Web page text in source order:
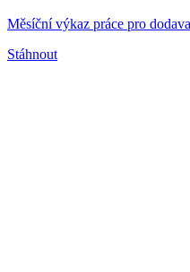
Měsíční výkaz práce pro
Stáhnout